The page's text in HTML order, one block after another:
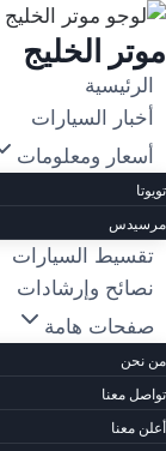
التجاوز
إلى
المحتوى
موتر الخليج
الرئيسية
أخبار السيارات
أسعار ومعلومات
تويوتا
مرسيدس
تقسيط السيارات
نصائح وإرشادات
صفحات هامة
من نحن
تواصل معنا
أعلن معنا